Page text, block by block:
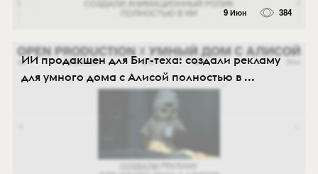
9 Июн 384
ИИ продакшен для Биг-теха: создали рекламу
для умного дома с Алисой полностью в ...